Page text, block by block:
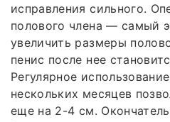
исправления сильного.
полового члена — самый
увеличить размеры
пенис после нее
Регулярное
нескольких месяцев
еще на 2-4 см.